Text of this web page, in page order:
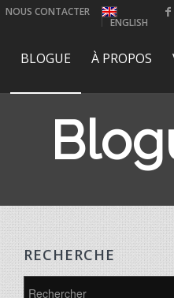
NOUS CONTACTER
ENGLISH
BLOGUE À PROPOS
RECHERCHE